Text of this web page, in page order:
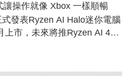
操作就像 Xbox 一樣順暢
發表Ryzen AI Halo迷你電腦
上市，未來將推Ryzen AI 400